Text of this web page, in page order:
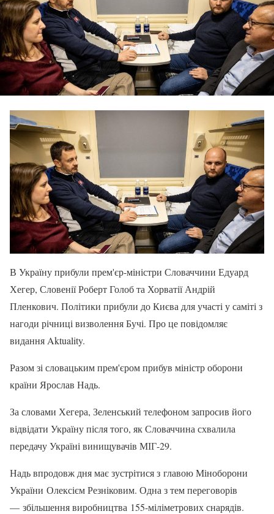
В Україну прибули прем'єр-міністри Словаччини Едуард
Хегер, Словенії Роберт Голоб та Хорватії Андрій
Пленкович. Політики прибули до Києва для участі у саміті з
нагоди річниці визволення Бучі. Про це повідомляє
видання Aktuality.
Разом зі словацьким прем'єром прибув міністр оборони
країни Ярослав Надь.
За словами Хегера, Зеленський телефоном запросив його
відвідати Україну після того, як Словаччина схвалила
передачу Україні винищувачів МІГ-29.
Надь впродовж дня має зустрітися з главою Міноборони
України Олексієм Резніковим. Одна з тем переговорів
— збільшення виробництва 155-міліметрових снарядів.